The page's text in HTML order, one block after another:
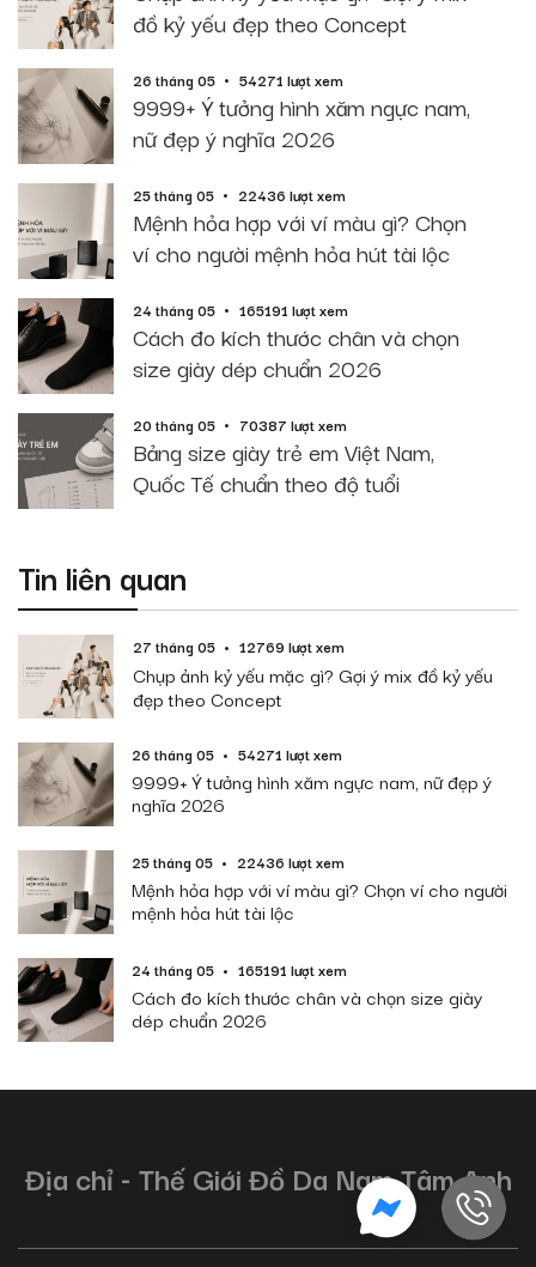
đồ kỷ yếu đẹp theo Concept
26 tháng 05 54271 lượt xem
9999+ Ý tưởng hình xăm ngực nam,
nữ đẹp ý nghĩa 2026
25 tháng 05 22436 lượt xem
Mệnh hỏa hợp với ví màu gì? Chọn
ví cho người mệnh hỏa hút tài lộc
24 tháng 05 165191 lượt xem
Cách đo kích thước chân và chọn
size giày dép chuẩn 2026
20 tháng 05 70387 lượt xem
Bảng size giày trẻ em Việt Nam,
Quốc Tế chuẩn theo độ tuổi
Tin liên quan
27 tháng 05 12769 lượt xem
Chụp ảnh kỷ yếu mặc gì? Gợi ý mix đồ kỷ yếu
đẹp theo Concept
26 tháng 05 54271 lượt xem
9999+ Ý tưởng hình xăm ngực nam, nữ đẹp ý
nghĩa 2026
25 tháng 05 22436 lượt xem
Mệnh hỏa hợp với ví màu gì? Chọn ví cho người
mệnh hỏa hút tài lộc
24 tháng 05 165191 lượt xem
Cách đo kích thước chân và chọn size giày
dép chuẩn 2026
Địa chỉ - Thế Giới Đồ Da Nam Tâm Anh